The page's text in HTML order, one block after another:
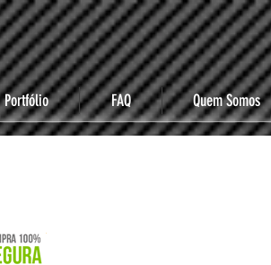
Portfólio FAQ Quem Somos